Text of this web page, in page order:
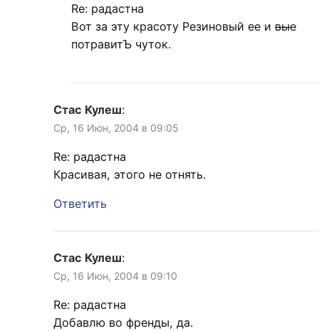
Re: радастна
Вот за эту красоту Резиновый ее и вые
потравитЪ чуток.
Стас Кулеш:
Ср, 16 Июн, 2004 в 09:05
Re: радастна
Красивая, этого не отнять.
Ответить
Стас Кулеш:
Ср, 16 Июн, 2004 в 09:10
Re: радастна
Добавлю во френды, да.